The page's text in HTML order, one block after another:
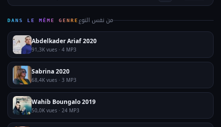
DANS LE MÊME GENRE من نفس النوع
Abdelkader Ariaf 2020
91,3K vues · 4 MP3
Sabrina 2020
68,4K vues · 3 MP3
Wahib Boungalo 2019
50,0K vues · 24 MP3